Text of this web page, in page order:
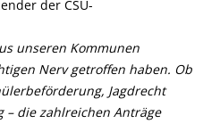
der CSU-
unseren Kommunen
Nerv getroffen haben. Ob
Jagdrecht
die zahlreichen Anträge